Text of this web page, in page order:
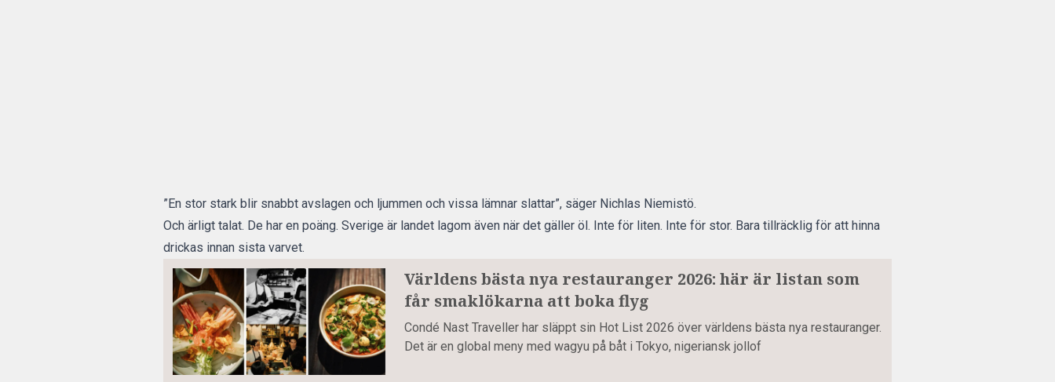
”En stor stark blir snabbt avslagen och ljummen och vissa lämnar slattar”, säger Nichlas Niemistö.
Och ärligt talat. De har en poäng. Sverige är landet lagom även när det gäller öl. Inte för liten. Inte för stor. Bara tillräcklig för att hinna
drickas innan sista varvet.
Världens bästa nya restauranger 2026: här är listan som
får smaklökarna att boka flyg
Condé Nast Traveller har släppt sin Hot List 2026 över världens bästa nya restauranger.
Det är en global meny med wagyu på båt i Tokyo, nigeriansk jollof